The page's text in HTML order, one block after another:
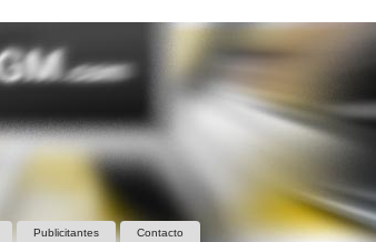
Publicitantes Contacto